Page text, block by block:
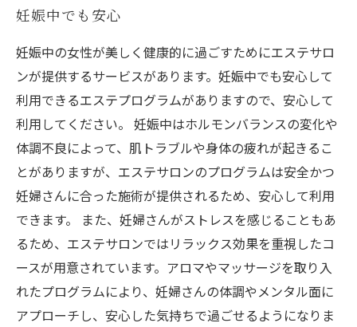
妊娠中でも安心
妊娠中の女性が美しく健康的に過ごすためにエステサロ
ンが提供するサービスがあります。妊娠中でも安心して
利用できるエステプログラムがありますので、安心して
利用してください。 妊娠中はホルモンバランスの変化や
体調不良によって、肌トラブルや身体の疲れが起きるこ
とがありますが、エステサロンのプログラムは安全かつ
妊婦さんに合った施術が提供されるため、安心して利用
できます。 また、妊婦さんがストレスを感じることもあ
るため、エステサロンではリラックス効果を重視したコ
ースが用意されています。アロマやマッサージを取り入
れたプログラムにより、妊婦さんの体調やメンタル面に
アプローチし、安心した気持ちで過ごせるようになりま